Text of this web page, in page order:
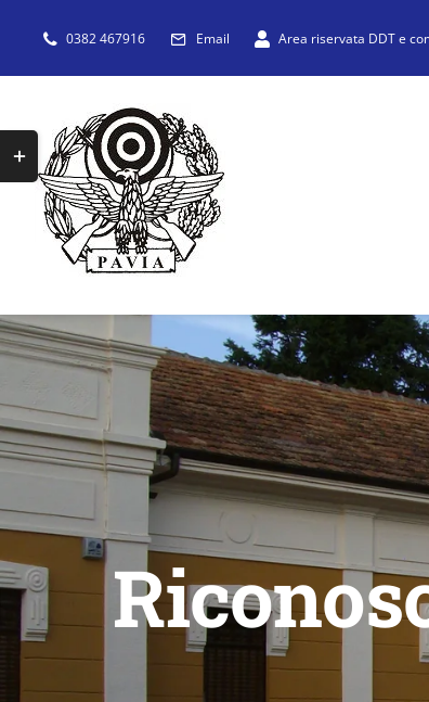
contenuto
0382 467916 Email Area riservata DDT e
Toggle
area
scorrevole